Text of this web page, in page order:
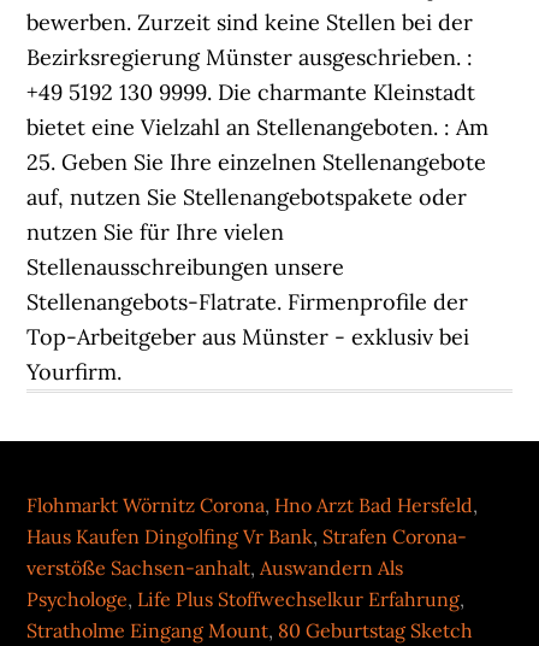
Flohmarkt Wörnitz Corona, Hno Arzt Bad Hersfeld,
Haus Kaufen Dingolfing Vr Bank, Strafen Corona-
verstöße Sachsen-anhalt,Auswandern Als
Psychologe, Life Plus Stoffwechselkur Erfahrung,
Stratholme Eingang Mount, 80 Geburtstag Sketch